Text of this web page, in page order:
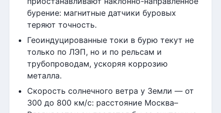
бурение: магнитные датчики буровых
теряют точность.
Геоиндуцированные токи в бурю текут не
только по ЛЭП, но и по рельсам и
трубопроводам, ускоряя коррозию
металла.
Скорость солнечного ветра у Земли — от
300 до 800 км/с: расстояние Москва–